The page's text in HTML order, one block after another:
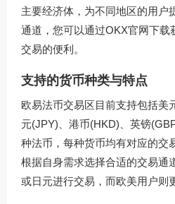
主要经济体，为不同地区的用户
通道，您可以通过OKX官网下载
交易的便利。
支持的货币种类与特点
欧易法币交易区目前支持包括美
元(JPY)、港币(HKD)、英镑
种法币，每种货币均有对应的交
根据自身需求选择合适的交易通
或日元进行交易，而欧美用户则